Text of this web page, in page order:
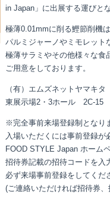
in Japan」に出展する運びと
極薄0.01mmに削る鰹節削機は
パルミジャーノやミモレット
極薄サラミやその他様々な食
ご用意をしております。
（有）エムズネットヤマキタ
東展示場2・3ホール 2C-15
※完全事前来場登録制となり
入場いただくには事前登録が
FOOD STYLE Japan ホーム
招待券記載の招待コードを入
必ず来場事前登録をしてくだ
(ご連絡いただければ招待券